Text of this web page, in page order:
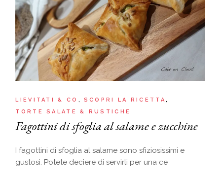
LIEVITATI & CO
SCOPRI LA RICETTA
TORTE SALATE & RUSTICHE
Fagottini di sfoglia al salame e zucchine
I fagottini di sfoglia al salame sono sfiziosissimi e
gustosi. Potete deciere di servirli per una ce